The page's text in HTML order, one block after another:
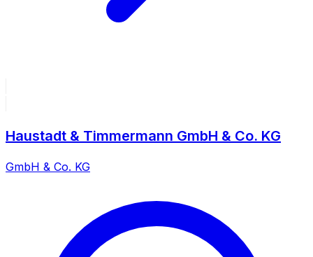
Haustadt & Timmermann GmbH & Co. KG
GmbH & Co. KG